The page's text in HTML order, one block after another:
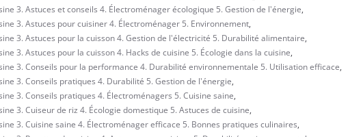
3. Astuces et conseils 4. Électroménager écologique 5. Gestion de l'énergie,
3. Astuces pour cuisiner 4. Électroménager 5. Environnement,
3. Astuces pour la cuisson 4. Gestion de l'électricité 5. Durabilité alimentaire,
3. Astuces pour la cuisson 4. Hacks de cuisine 5. Écologie dans la cuisine,
3. Conseils pour la performance 4. Durabilité environnementale 5. Utilisation efficace,
3. Conseils pratiques 4. Durabilité 5. Gestion de l'énergie,
3. Conseils pratiques 4. Électroménagers 5. Cuisine saine,
3. Cuiseur de riz 4. Écologie domestique 5. Astuces de cuisine,
3. Cuisine saine 4. Électroménager efficace 5. Bonnes pratiques culinaires,